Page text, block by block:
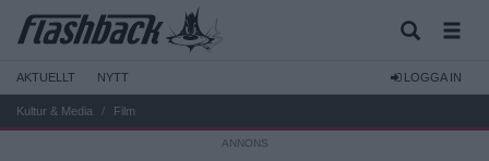
AKTUELLT NYTT LOGGA IN
Kultur & Media Film